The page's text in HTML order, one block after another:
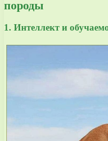
породы
1. Интеллект и